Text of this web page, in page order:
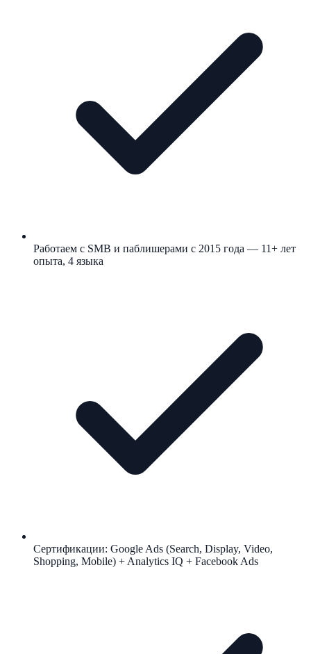
Работаем с SMB и паблишерами с 2015 года — 11+ лет
опыта, 4 языка
Сертификации: Google Ads (Search, Display, Video,
Shopping, Mobile) + Analytics IQ + Facebook Ads